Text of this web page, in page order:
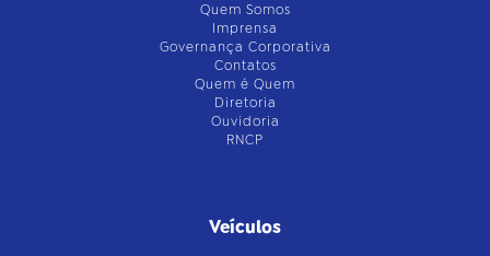
Quem Somos
Imprensa
Governança Corporativa
Contatos
Quem é Quem
Diretoria
Ouvidoria
RNCP
Veículos